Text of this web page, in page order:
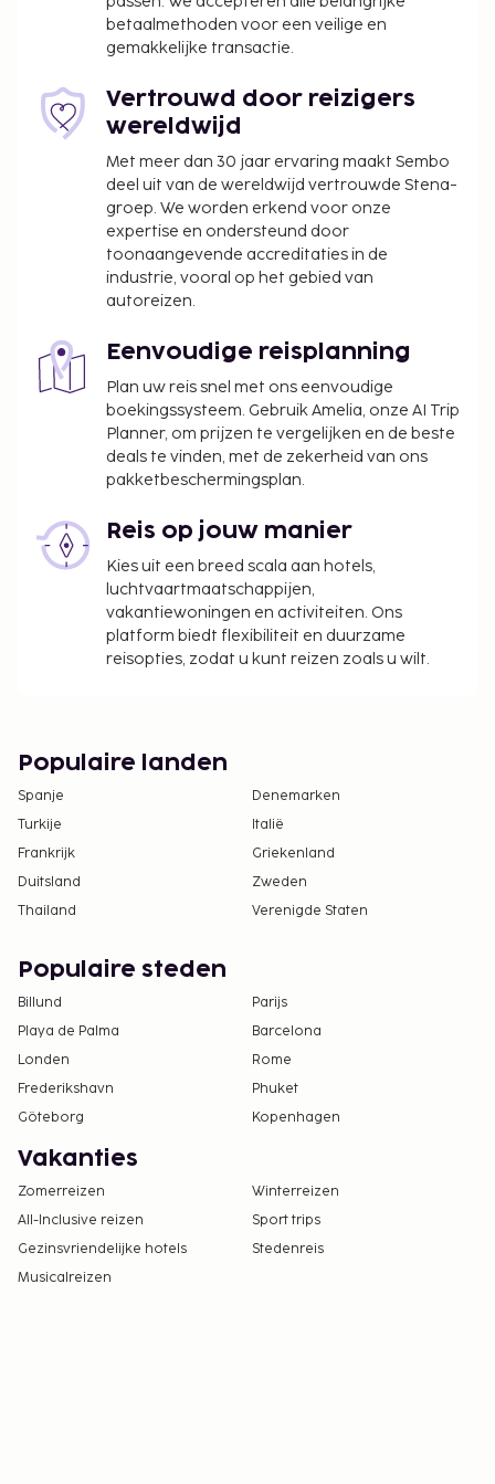
op je kamer en profiteer van de roomservice
(beperkte tijden) van dit hotel. Bestel je favoriete
drankje in een bar/lounge.
De volgende kosten dienen bij de accommodatie te
worden betaald. De kosten kunnen inclusief
Er wordt een stadsbelasting door de stad geïnd
en bij de accommodatie in rekening gebracht.
Deze belasting wordt per seizoen aangepast en
geldt mogelijk niet het hele jaar lang. Er gelden
mogelijk ook andere uitzonderingen en
op met de accommodatie via de
contactgegevens in de boekingsbevestiging.
De stad heft de volgende belasting: van 1
november tot 31 maart betaal je EUR 0.50 per
accommodatie, per nacht.
De stad heft de volgende belasting: van 1 april
accommodatie, per nacht.
We hebben alle kosten vermeld die de
accommodatie aan ons heeft doorgegeven.
Wastoeslag: EUR 8 per dag
Wegens de nationale wetgeving mogen
contante betalingen bij deze accommodatie
het bedrag van EUR 500 niet overschrijden.
Neem voor meer informatie contact op met de
accommodatie via de gegevens in de
betaalmethoden voor een veilige en
gemakkelijke transactie.
Vertrouwd door reizigers
wereldwijd
Met meer dan 30 jaar ervaring maakt Sembo
deel uit van de wereldwijd vertrouwde Stena-
groep. We worden erkend voor onze
expertise en ondersteund door
toonaangevende accreditaties in de
industrie, vooral op het gebied van
autoreizen.
Eenvoudige reisplanning
Plan uw reis snel met ons eenvoudige
boekingssysteem. Gebruik Amelia, onze AI Trip
Planner, om prijzen te vergelijken en de beste
deals te vinden, met de zekerheid van ons
pakketbeschermingsplan.
Reis op jouw manier
Kies uit een breed scala aan hotels,
luchtvaartmaatschappijen,
vakantiewoningen en activiteiten. Ons
platform biedt flexibiliteit en duurzame
reisopties, zodat u kunt reizen zoals u wilt.
Populaire landen
Spanje
Denemarken
Turkije
Italië
Frankrijk
Griekenland
Duitsland
Zweden
Thailand
Verenigde Staten
Populaire steden
Billund
Parijs
Playa de Palma
Barcelona
Londen
Rome
Frederikshavn
Phuket
Göteborg
Kopenhagen
Vakanties
Zomerreizen
Winterreizen
All-Inclusive reizen
Sport trips
Gezinsvriendelijke hotels
Stedenreis
Musicalreizen